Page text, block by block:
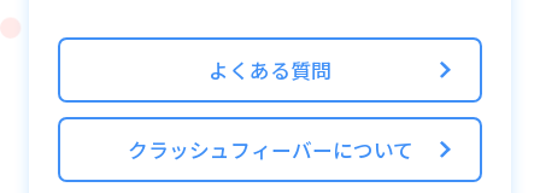
ナスを獲得することができます。
よくある質問
クラッシュフィーバーについて